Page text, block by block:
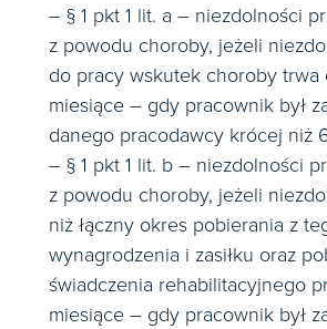
– § 1 pkt 1 lit. a – niezdolności
z powodu choroby, jeżeli
do pracy wskutek choroby trwa
miesiące – gdy pracownik był
danego pracodawcy krócej niż
– § 1 pkt 1 lit. b – niezdolności
z powodu choroby, jeżeli
niż łączny okres pobierania z
wynagrodzenia i zasiłku oraz
świadczenia rehabilitacyjnego
miesiące – gdy pracownik był